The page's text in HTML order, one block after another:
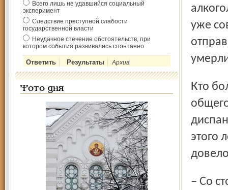
Всего лишь не удавшийся социальный
эксперимент
Следствие преступной слабости
государственной власти
Неудачное стечение обстоятельств, при
котором события развивались спонтанно
Архив
Фото дня
уже
Кто болеет туберкулезом сегодня? 80 процентов от
этого
– Со стороны это может показаться даже странным, но